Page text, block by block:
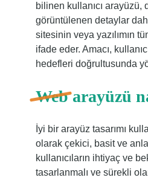
bilinen kullanıcı arayüzü,
görüntülenen detaylar
sitesinin veya yazılımın
ifade eder. Amacı,
hedefleri doğrultusunda
Web arayüzü
İyi bir arayüz tasarımı
olarak çekici, basit ve
kullanıcıların ihtiyaç ve
tasarlanmalı ve sürekli